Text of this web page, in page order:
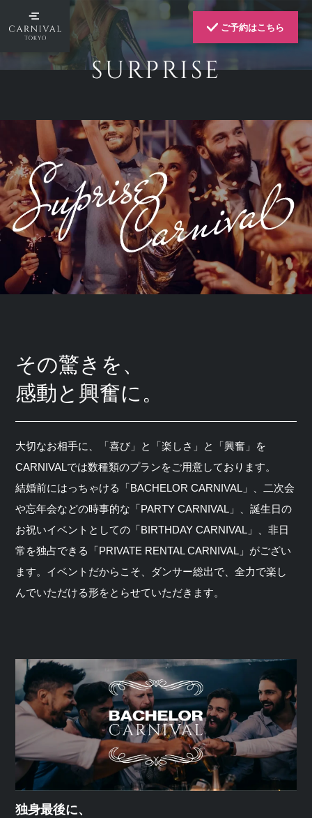
ご予約はこちら
SURPRISE
その驚きを、
感動と興奮に。
大切なお相手に、「喜び」と「楽しさ」と「興奮」を
CARNIVALでは数種類のプランをご用意しております。
結婚前にはっちゃける「BACHELOR CARNIVAL」、二次会
や忘年会などの時事的な「PARTY CARNIVAL」、誕生日の
お祝いイベントとしての「BIRTHDAY CARNIVAL」、非日
常を独占できる「PRIVATE RENTAL CARNIVAL」がござい
ます。イベントだからこそ、ダンサー総出で、全力で楽し
んでいただける形をとらせていただきます。
独身最後に、